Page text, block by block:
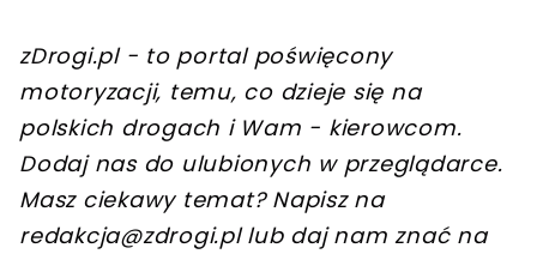
zDrogi.pl - to portal poświęcony
motoryzacji, temu, co dzieje się na
polskich drogach i Wam - kierowcom.
Dodaj nas do ulubionych w przeglądarce.
Masz ciekawy temat? Napisz na
redakcja@zdrogi.pllub daj nam znać na